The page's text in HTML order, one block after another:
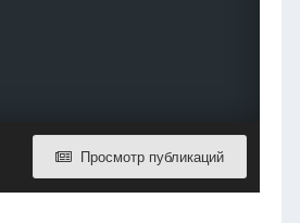
Просмотр публикаций